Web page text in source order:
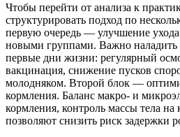
Чтобы перейти от анализа к
структурировать подход по
первую очередь — улучшение
новыми группами. Важно наладить
первые дни жизни: регулярный
вакцинация, снижение пусков
молодняком. Второй блок —
кормления. Баланс макро- и
кормления, контроль массы тела
позволяют снизить риск задержки